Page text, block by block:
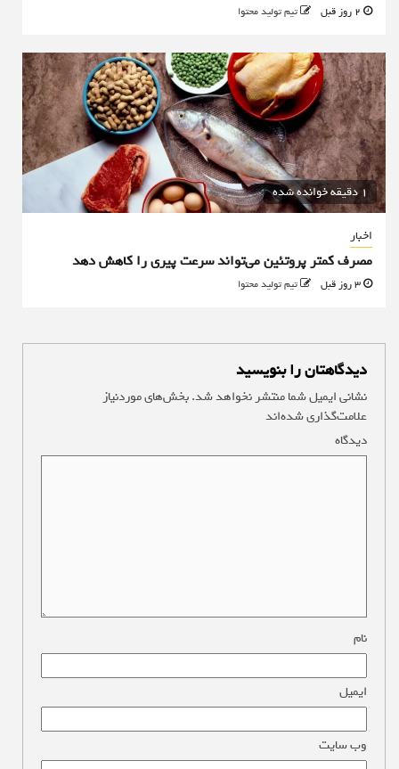
تیم تولید محتوا
1 دقیقه خوانده شده
اخبار
مصرف کمتر پروتئین می‌تواند سرعت پیری را کاهش دهد
تیم تولید محتوا
دیدگاهتان را بنویسید
نشانی ایمیل شما منتشر نخواهد شد.بخش‌های موردنیاز
علامت‌گذاری شده‌اند
دیدگاه
نام
ایمیل
وب‌ سایت